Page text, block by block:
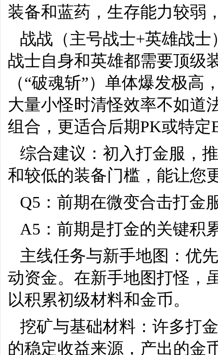
装备和蓝药，生存能力较弱
战战（主号战士+英雄战
战士自身和英雄都需要顶级
（“破魂斩”）单体爆发极高
大量小怪时清怪效率不如道
组合，更适合后期PK或特定
综合建议：初入打金服，
和较低的装备门槛，能让您
Q5：前期在微变合击打金
A5：前期是打金的关键积
主线任务与新手地图：优
动资金。在新手地图打怪，
以积累初级材料和金币。
挖矿与基础材料：许多打
的稳定收益来源，产出的金